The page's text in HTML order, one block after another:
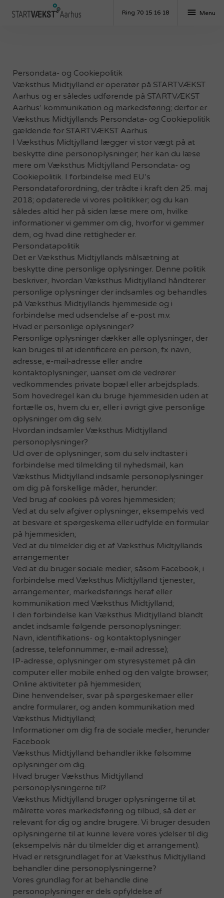
Ring 70 15 16 18 menu Menu
Persondata- og Cookiepolitik
Væksthus Midtjylland er operatør på STARTVÆKST
Aarhus og er således udførende på STARTVÆKST
Aarhus’ kommunikation og markedsføring; derfor er
Væksthus Midtjyllands Persondata- og Cookiepolitik
gældende for STARTVÆKST Aarhus.
I Væksthus Midtjylland lægger vi stor vægt på at
beskytte dine personoplysninger; her kan du læse
mere om Væksthus Midtjylland Persondata- og
Cookiepolitik. I forbindelse med EU’s
Persondataforordning, der trådte i kraft den 25. maj
2018; opdaterede vi vores politikker; og du kan
således altid her på siden læse mere om, hvilke
informationer vi gemmer om dig, hvorfor vi gemmer
dem, og hvad dine rettigheder er.
Persondatapolitik
Det er Væksthus Midtjyllands målsætning at
beskytte dine personlige oplysninger. Denne politik
beskriver, hvordan Væksthus Midtjylland håndterer
personlige oplysninger der indsamles og behandles
på Væksthus Midtjyllands hjemmeside og i
forbindelse med udsendelse af e-post m.v.
Hvad er personlige oplysninger?
Personlige oplysninger dækker alle oplysninger, der
kan bruges til at identificere en person, fx navn,
adresse, e-mail-adresse eller andre
kontaktoplysninger, uanset om de vedrører
vedkommendes private bopæl eller arbejdsplads.
Som hovedregel kan du bruge hjemmesiden uden at
fortælle os, hvem du er, eller i øvrigt give personlige
oplysninger om dig selv.
Hvordan indsamler Væksthus Midtjylland
personoplysninger?
Ud over de oplysninger, som du selv indtaster i
forbindelse med tilmelding til nyhedsmail, kan
Væksthus Midtjylland indsamle personoplysninger
om dig på forskellige måder, herunder:
Ved brug af cookies på vores hjemmesiden;
Ved at du selv afgiver oplysninger, eksempelvis ved
at besvare et spørgeskema eller udfylde en formular
på hjemmesiden;
Ved at du tilmelder dig et af Væksthus Midtjyllands
arrangementer
Ved at du bruger sociale medier, såsom Facebook, i
forbindelse med Væksthus Midtjylland tjenester,
arrangementer, markedsførings heraf eller
kommunikation med Væksthus Midtjylland;
I den forbindelse kan Væksthus Midtjylland blandt
andet indsamle følgende personoplysninger:
Navn, identifikations- og kontaktoplysninger
(adresse, telefonnummer, e-mail adresse);
IP-adresse, oplysninger om styresystemet på din
computer eller mobile enhed og den valgte browser;
Online aktiviteter på hjemmesiden;
Dine henvendelser, svar på spørgeskemaer eller
andre formularer, og anden kommunikation med
Væksthus Midtjylland;
Informationer om dig fra de sociale medier, herunder
Facebook
Væksthus Midtjylland behandler ikke følsomme
oplysninger om dig.
Hvad bruger Væksthus Midtjylland
personoplysningerne til?
Væksthus Midtjylland bruger oplysningerne til at
målrette vores markedsføring og tilbud, så det er
relevant for dig og andre brugere. Vi bruger desuden
oplysningerne til at kunne levere vores ydelser til dig
(eksempelvis når du tilmelder dig et arrangement).
Hvad er retsgrundlaget for at Væksthus Midtjylland
behandler dine personoplysningerne?
Vores grundlag for at behandle dine
personoplysninger er dels opfyldelse af